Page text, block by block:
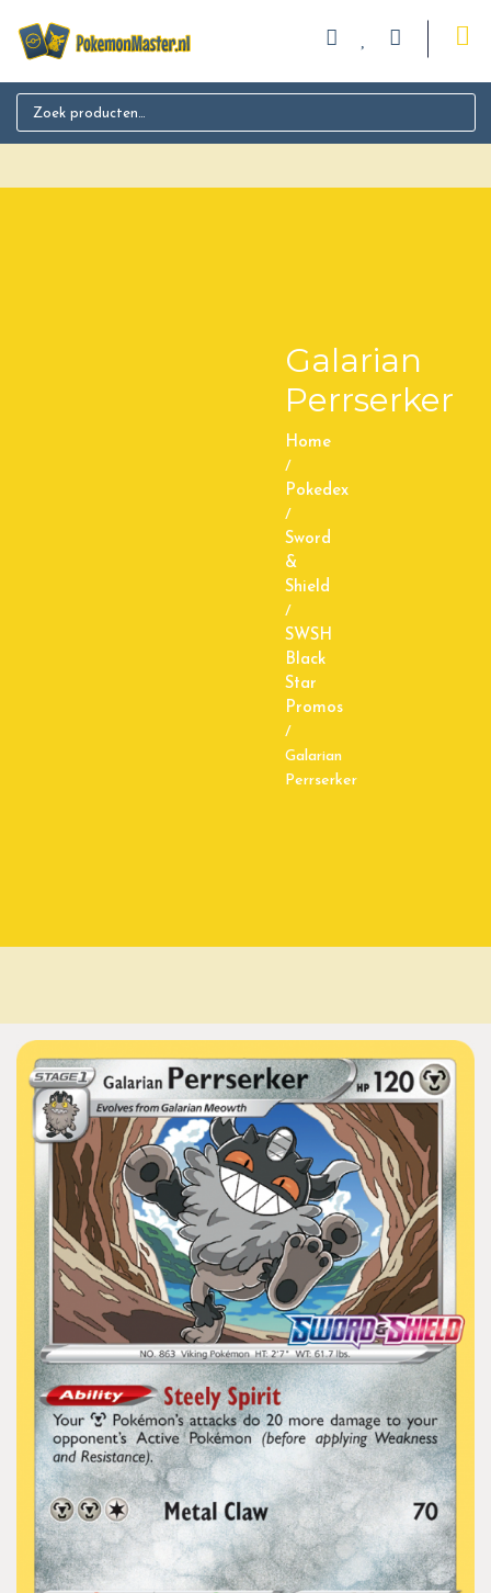
Search for:
Galarian
Perrserker
Home
/
Pokedex
/
Sword
&
Shield
/
SWSH
Black
Star
Promos
/
Galarian
Perrserker